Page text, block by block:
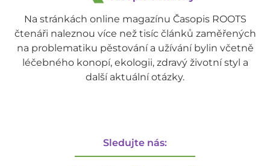
Na stránkách online magazínu Časopis ROOTS
čtenáři naleznou více než tisíc článků zaměřených
na problematiku pěstování a užívání bylin včetně
léčebného konopí, ekologii, zdravý životní styl a
další aktuální otázky.
Sledujte nás: